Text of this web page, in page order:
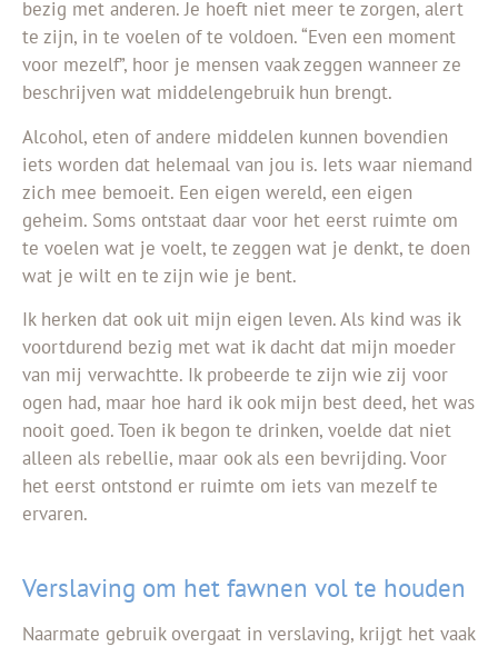
bezig met anderen. Je hoeft niet meer te zorgen, alert
te zijn, in te voelen of te voldoen. “Even een moment
voor mezelf”, hoor je mensen vaak zeggen wanneer ze
beschrijven wat middelengebruik hun brengt.
Alcohol, eten of andere middelen kunnen bovendien
iets worden dat helemaal van jou is. Iets waar niemand
zich mee bemoeit. Een eigen wereld, een eigen
geheim. Soms ontstaat daar voor het eerst ruimte om
te voelen wat je voelt, te zeggen wat je denkt, te doen
wat je wilt en te zijn wie je bent.
Ik herken dat ook uit mijn eigen leven. Als kind was ik
voortdurend bezig met wat ik dacht dat mijn moeder
van mij verwachtte. Ik probeerde te zijn wie zij voor
ogen had, maar hoe hard ik ook mijn best deed, het was
nooit goed. Toen ik begon te drinken, voelde dat niet
alleen als rebellie, maar ook als een bevrijding. Voor
het eerst ontstond er ruimte om iets van mezelf te
ervaren.
Verslaving om het fawnen vol te houden
Naarmate gebruik overgaat in verslaving, krijgt het vaak